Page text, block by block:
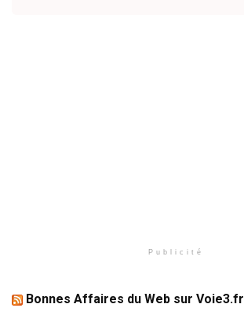
Publicité
Bonnes Affaires du Web sur Voie3.fr